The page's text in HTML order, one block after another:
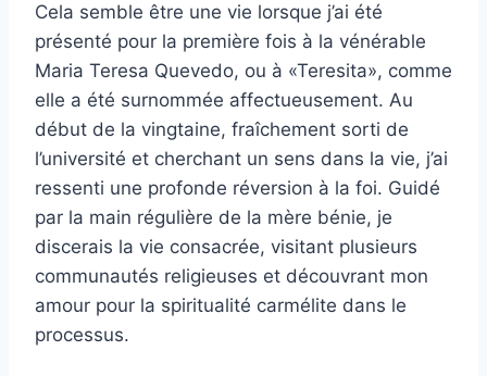
Cela semble être une vie lorsque j’ai été
présenté pour la première fois à la vénérable
Maria Teresa Quevedo, ou à «Teresita», comme
elle a été surnommée affectueusement. Au
début de la vingtaine, fraîchement sorti de
l’université et cherchant un sens dans la vie, j’ai
ressenti une profonde réversion à la foi. Guidé
par la main régulière de la mère bénie, je
discerais la vie consacrée, visitant plusieurs
communautés religieuses et découvrant mon
amour pour la spiritualité carmélite dans le
processus.